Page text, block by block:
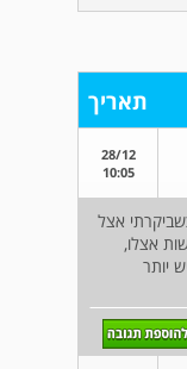
תאריך
28/12
10:05
אצל
אצלו,
יותר